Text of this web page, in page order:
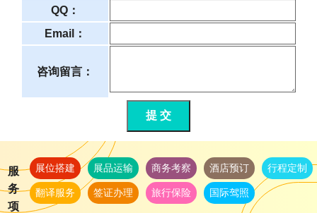
QQ：
Email：
咨询留言：
提 交
服
务
项
展位搭建 展品运输 商务考察 酒店预订 行程定制
翻译服务 签证办理 旅行保险 国际驾照